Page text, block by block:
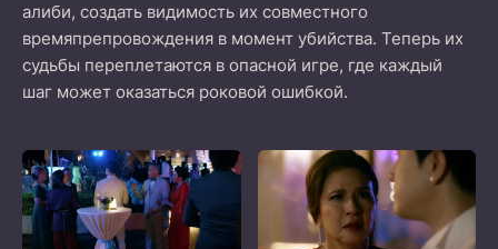
алиби, создать видимость их совместного
времяпрепровождения в момент убийства. Теперь их
судьбы переплетаются в опасной игре, где каждый
шаг может оказаться роковой ошибкой.